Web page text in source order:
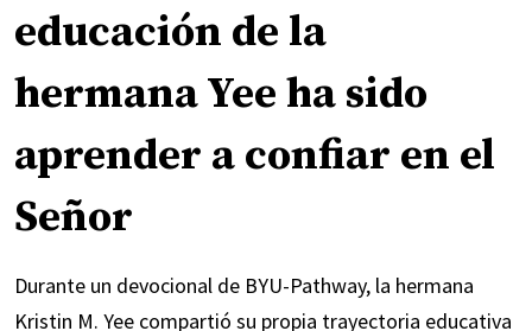
educación de la
hermana Yee ha sido
aprender a confiar en el
Señor
Durante un devocional de BYU-Pathway, la hermana
Kristin M. Yee compartió su propia trayectoria educativa